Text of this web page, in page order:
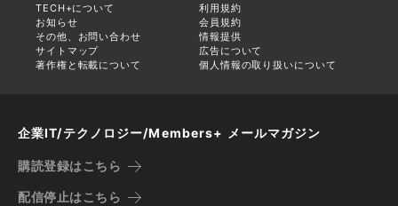
TECH+について
利用規約
お知らせ
会員規約
その他、お問い合わせ
情報提供
サイトマップ
広告について
著作権と転載について
個人情報の取り扱いについて
企業IT/テクノロジー/Members+ メールマガジン
購読登録はこちら
配信停止はこちら